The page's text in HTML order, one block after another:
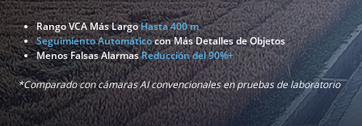
Rango VCA Más LargoHasta 400 m
Seguimiento Automáticocon Más Detalles de Objetos
Menos Falsas AlarmasReducción del 90%+
*Comparado con cámaras AI convencionales en pruebas de laboratorio